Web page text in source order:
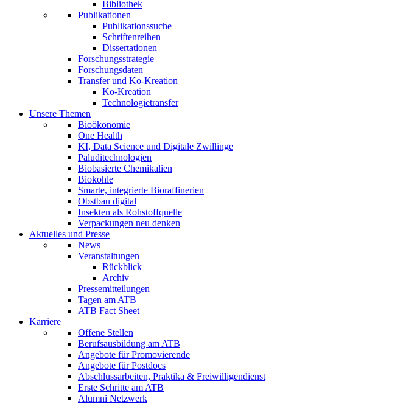
Bibliothek
Publikationen
Publikationssuche
Schriftenreihen
Dissertationen
Forschungsstrategie
Forschungsdaten
Transfer und Ko-Kreation
Ko-Kreation
Technologietransfer
Unsere Themen
Bioökonomie
One Health
KI, Data Science und Digitale Zwillinge
Paluditechnologien
Biobasierte Chemikalien
Biokohle
Smarte, integrierte Bioraffinerien
Obstbau digital
Insekten als Rohstoffquelle
Verpackungen neu denken
Aktuelles und Presse
News
Veranstaltungen
Rückblick
Archiv
Pressemitteilungen
Tagen am ATB
ATB Fact Sheet
Karriere
Offene Stellen
Berufsausbildung am ATB
Angebote für Promovierende
Angebote für Postdocs
Abschlussarbeiten, Praktika & Freiwilligendienst
Erste Schritte am ATB
Alumni Netzwerk